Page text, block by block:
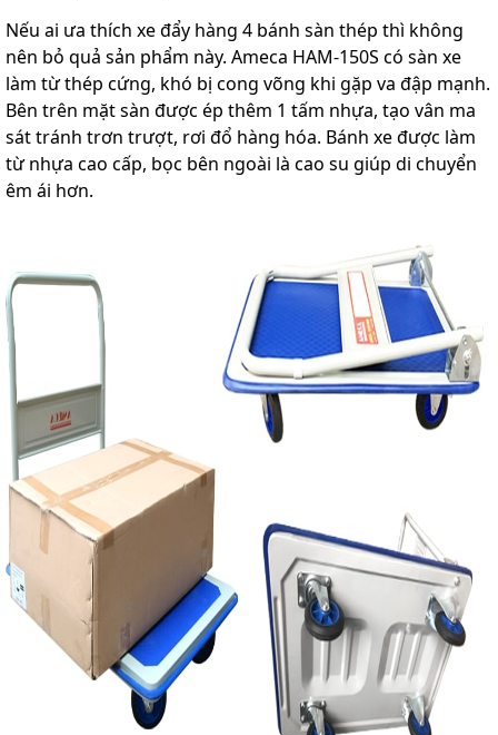
Nếu ai ưa thích xe đẩy hàng 4 bánh sàn thép thì không
nên bỏ quả sản phẩm này. Ameca HAM-150S có sàn xe
làm từ thép cứng, khó bị cong võng khi gặp va đập mạnh.
Bên trên mặt sàn được ép thêm 1 tấm nhựa, tạo vân ma
sát tránh trơn trượt, rơi đổ hàng hóa. Bánh xe được làm
từ nhựa cao cấp, bọc bên ngoài là cao su giúp di chuyển
êm ái hơn.